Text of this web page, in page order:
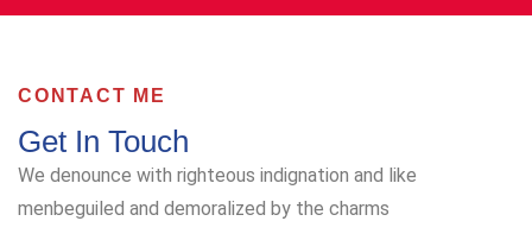
CONTACT ME
Get In Touch
We denounce with righteous indignation and like
menbeguiled and demoralized by the charms